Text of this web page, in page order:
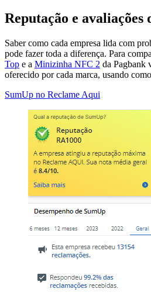
Reputação e avaliações
Saber como cada empresa lida com
pode fazer toda a diferença. Para
Top e a Minizinha NFC 2 da Pagbank
oferecido por cada marca, usando
SumUp no Reclame Aqui